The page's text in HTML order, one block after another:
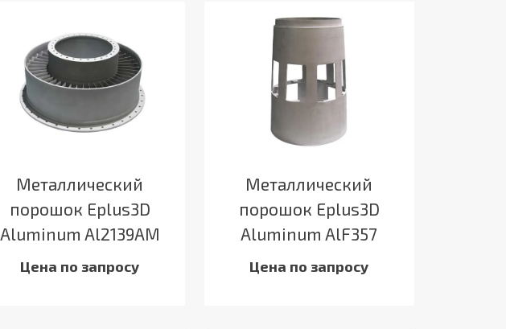
Металлический
порошок Eplus3D
Aluminum Al2139AM
Цена по запросу
Металлический
порошок Eplus3D
Aluminum AlF357
Цена по запросу